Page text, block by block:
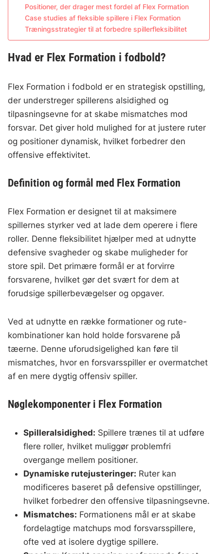
Positioner, der drager mest fordel af Flex Formation
Case studies af fleksible spillere i Flex Formation
Træningsstrategier til at forbedre spillerfleksibilitet
Hvad er Flex Formation i fodbold?
Flex Formation i fodbold er en strategisk opstilling,
der understreger spillerens alsidighed og
tilpasningsevne for at skabe mismatches mod
forsvar. Det giver hold mulighed for at justere ruter
og positioner dynamisk, hvilket forbedrer den
offensive effektivitet.
Definition og formål med Flex Formation
Flex Formation er designet til at maksimere
spillernes styrker ved at lade dem operere i flere
roller. Denne fleksibilitet hjælper med at udnytte
defensive svagheder og skabe muligheder for
store spil. Det primære formål er at forvirre
forsvarene, hvilket gør det svært for dem at
forudsige spillerbevægelser og opgaver.
Ved at udnytte en række formationer og rute-
kombinationer kan hold holde forsvarene på
tæerne. Denne uforudsigelighed kan føre til
mismatches, hvor en forsvarsspiller er overmatchet
af en mere dygtig offensiv spiller.
Nøglekomponenter i Flex Formation
Spilleralsidighed: Spillere trænes til at udføre
flere roller, hvilket muliggør problemfri
overgange mellem positioner.
Dynamiske rutejusteringer: Ruter kan
modificeres baseret på defensive opstillinger,
hvilket forbedrer den offensive tilpasningsevne.
Mismatches: Formationens mål er at skabe
fordelagtige matchups mod forsvarsspillere,
ofte ved at isolere dygtige spillere.